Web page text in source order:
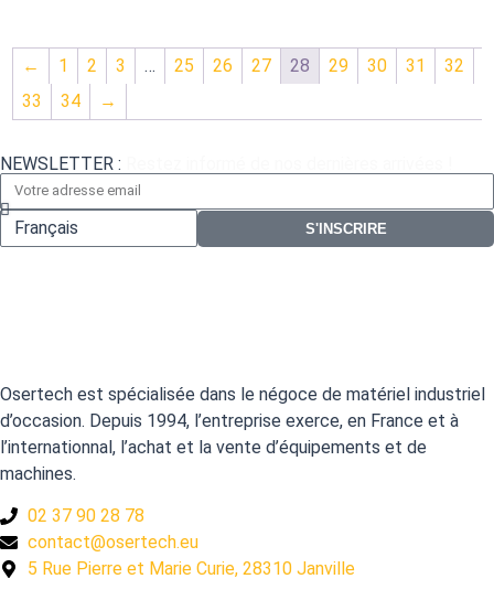
← 1 2 3 … 25 26 27 28 29 30 31
32
33
34 →
NEWSLETTER :
S'INSCRIRE
Osertech est spécialisée dans le négoce de matériel industriel
d’occasion. Depuis 1994, l’entreprise exerce, en France et à
l’internationnal, l’achat et la vente d’équipements et de
machines.
02 37 90 28 78
contact@osertech.eu
5 Rue Pierre et Marie Curie, 28310 Janville